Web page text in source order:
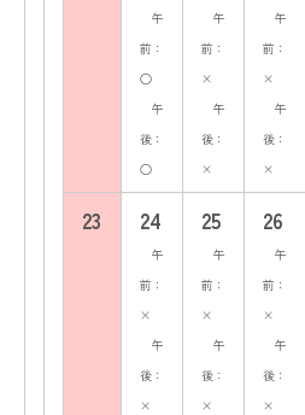
午
前：
○
午
後：
○
午
前：
×
午
後：
×
午
前：
×
午
後：
×
23 24
午
前：
×
午
後：
×
25
午
前：
×
午
後：
×
26
午
前：
×
午
後：
×